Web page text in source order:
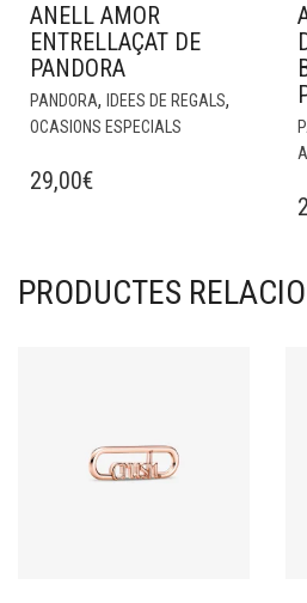
ANELL AMOR
ENTRELLAÇAT DE
PANDORA
PANDORA, IDEES DE REGALS,
OCASIONS ESPECIALS
29,00€
PRODUCTES